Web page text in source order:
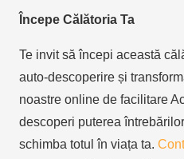
Începe Călătoria Ta
Te invit să începi această
auto-descoperire și
noastre online de facilitare
descoperi puterea
schimba totul în viața ta.